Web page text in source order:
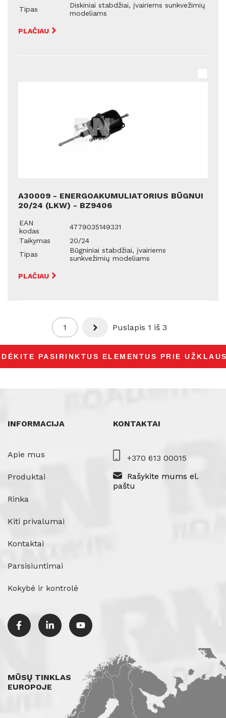
Tipas
Diskiniai stabdžiai, įvairiems sunkvežimių
modeliams
PLAČIAU
A30009 - ENERGOAKUMULIATORIUS BŪGNUI
20/24 (LKW) - BZ9406
EAN
kodas
4779035149331
Taikymas
20/24
Tipas
Būgniniai stabdžiai, įvairiems
sunkvežimių modeliams
PLAČIAU
1 Next Puslapis 1 iš 3
INFORMACIJA
Apie mus
Produktai
Rinka
Kiti privalumai
Kontaktai
Parsisiuntimai
Kokybė ir kontrolė
KONTAKTAI
+370 613 00015
Rašykite mums el.
paštu
MŪSŲ TINKLAS
EUROPOJE